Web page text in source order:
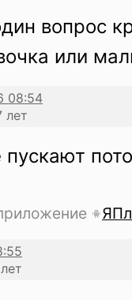
вопрос
или
лет
пускают